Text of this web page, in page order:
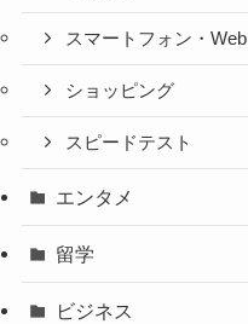
スマートフォン・Web
ショッピング
スピードテスト
エンタメ
留学
ビジネス